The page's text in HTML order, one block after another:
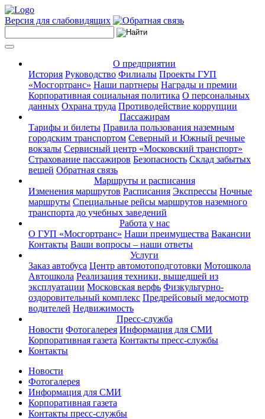
Версия для слабовидящих
О предприятии
История Руководство Филиалы Проекты ГУП
«Мосгортранс» Наши партнеры Награды и премии
Корпоративная социальная политика О персональных
данных Охрана труда Противодействие коррупции
Пассажирам
Тарифы и билеты Правила пользования наземным
городским транспортом Северный и Южный речные
вокзалы Сервисный центр «Московский транспорт»
Страхование пассажиров Безопасность Склад забытых
вещей Обратная связь
Маршруты и расписания
Изменения маршрутов Расписания Экспрессы Ночные
маршруты Специальные рейсы маршрутов наземного
транспорта до учебных заведений
Работа у нас
О ГУП «Мосгортранс» Наши преимущества Вакансии
Контакты Ваши вопросы – наши ответы
Услуги
Заказ автобуса Центр автомотоподготовки Мотошкола
Автошкола Реализация техники, вышедшей из
эксплуатации Московская верфь Физкультурно-
оздоровительный комплекс Предрейсовый медосмотр
водителей Недвижимость
Пресс-служба
Новости Фотогалерея Информация для СМИ
Корпоративная газета Контакты пресс-службы
Контакты
Новости
Фотогалерея
Информация для СМИ
Корпоративная газета
Контакты пресс-службы